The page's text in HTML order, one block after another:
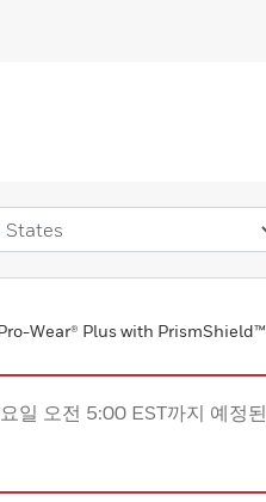
Wear® Plus with
일 오전 5:00 EST까지 예